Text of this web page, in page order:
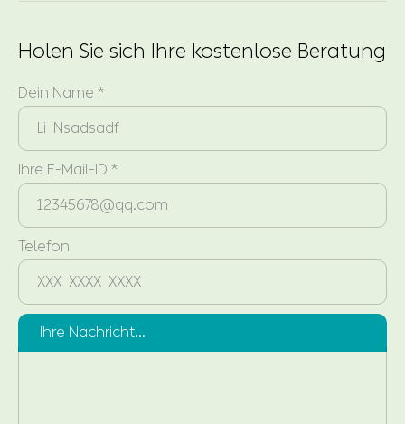
Holen Sie sich Ihre kostenlose Beratung
Dein Name *
Ihre E-Mail-ID *
Telefon
Ihre Nachricht...